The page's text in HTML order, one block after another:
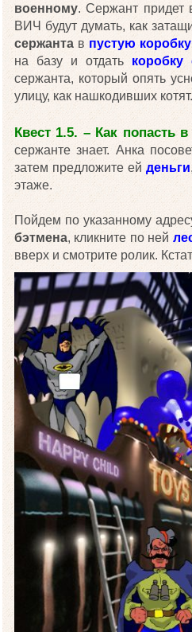
военному. Сержант придет
ВИЧ будут думать, как
сержанта в пустую коробку
на базу и отдать
сержанта, который опять
улицу, как нашкодивших
Квест 1.5. – Как попасть
сержанте знает. Анка
затем предложите ейденьги
этаже.
Пойдем по указанному
бэтмена, кликните по ней
вверх и смотрите ролик.